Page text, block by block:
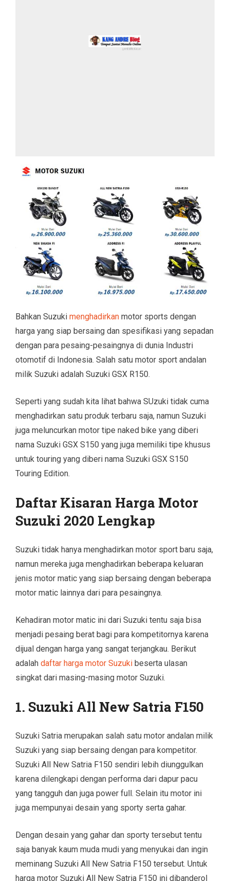
Bahkan Suzuki menghadirkan motor sports dengan
harga yang siap bersaing dan spesifikasi yang sepadan
dengan para pesaing-pesaingnya di dunia Industri
otomotif di Indonesia. Salah satu motor sport andalan
milik Suzuki adalah Suzuki GSX R150.
Seperti yang sudah kita lihat bahwa SUzuki tidak cuma
menghadirkan satu produk terbaru saja, namun Suzuki
juga meluncurkan motor tipe naked bike yang diberi
nama Suzuki GSX S150 yang juga memiliki tipe khusus
untuk touring yang diberi nama Suzuki GSX S150
Touring Edition.
Daftar Kisaran Harga Motor
Suzuki 2020 Lengkap
Suzuki tidak hanya menghadirkan motor sport baru saja,
namun mereka juga menghadirkan beberapa keluaran
jenis motor matic yang siap bersaing dengan beberapa
motor matic lainnya dari para pesaingnya.
Kehadiran motor matic ini dari Suzuki tentu saja bisa
menjadi pesaing berat bagi para kompetitornya karena
dijual dengan harga yang sangat terjangkau. Berikut
adalah daftar harga motor Suzuki beserta ulasan
singkat dari masing-masing motor Suzuki.
1. Suzuki All New Satria F150
Suzuki Satria merupakan salah satu motor andalan milik
Suzuki yang siap bersaing dengan para kompetitor.
Suzuki All New Satria F150 sendiri lebih diunggulkan
karena dilengkapi dengan performa dari dapur pacu
yang tangguh dan juga power full. Selain itu motor ini
juga mempunyai desain yang sporty serta gahar.
Dengan desain yang gahar dan sporty tersebut tentu
saja banyak kaum muda mudi yang menyukai dan ingin
meminang Suzuki All New Satria F150 tersebut. Untuk
harga motor Suzuki All New Satria F150 ini dibanderol